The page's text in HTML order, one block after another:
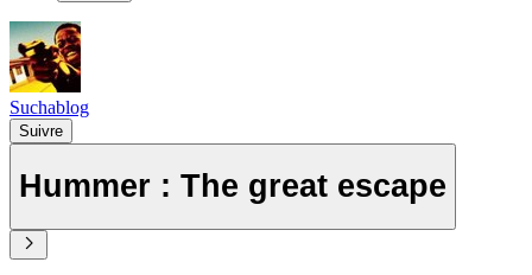
Suchablog
Suivre
Hummer : The great escape